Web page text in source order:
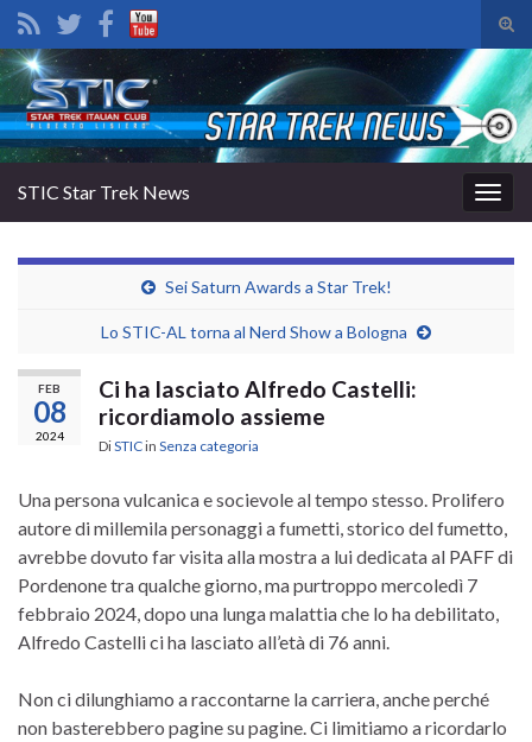
il
di
Search for:
la
STIC Star Trek News
Sei Saturn Awards a Star Trek!
Lo STIC-AL torna al Nerd Show a Bologna
FEB
08
2024
Ci ha lasciato Alfredo Castelli:
ricordiamolo assieme
DiSTICin Senza categoria
Una persona vulcanica e socievole al tempo stesso. Prolifero
autore di millemila personaggi a fumetti, storico del fumetto,
avrebbe dovuto far visita alla mostra a lui dedicata al PAFF di
Pordenone tra qualche giorno, ma purtroppo mercoledì 7
febbraio 2024, dopo una lunga malattia che lo ha debilitato,
Alfredo Castelli ci ha lasciato all’età di 76 anni.
Non ci dilunghiamo a raccontarne la carriera, anche perché
non basterebbero pagine su pagine. Ci limitiamo a ricordarlo